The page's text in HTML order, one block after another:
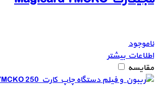
ناموجود
اطلاعات بیشتر
مقایسه